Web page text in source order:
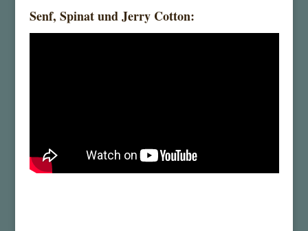
Senf, Spinat und Jerry Cotton: